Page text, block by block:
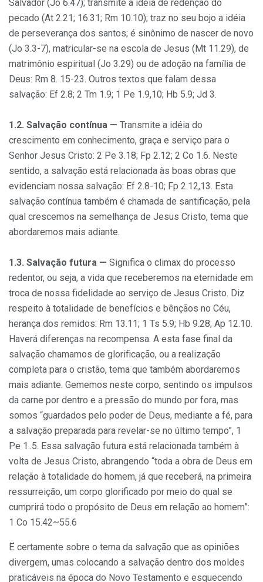
Salvador (Jo 6.47); transmite a idéia de redenção do
pecado (At 2.21; 16.31; Rm 10.10); traz no seu bojo a idéia
de perseverança dos santos; é sinônimo de nascer de novo
(Jo 3.3-7), matricular-se na escola de Jesus (Mt 11.29), de
matrimônio espiritual (Jo 3.29) ou de adoção na família de
Deus: Rm 8. 15-23. Ou­tros textos que falam dessa
salvação: Ef 2.8; 2 Tm 1.9; 1 Pe 1.9,10; Hb 5.9; Jd 3.
1.2. Salvação contínua — Transmite a idéia do
crescimento em co­nhecimento, graça e serviço para o
Senhor Jesus Cristo: 2 Pe 3.18; Fp 2.12; 2 Co 1.6. Neste
sentido, a salvação está relacionada às boas obras que
evidenciam nossa salvação: Ef 2.8-10; Fp 2.12,13. Esta
salvação contínua também é chamada de santificação, pela
qual crescemos na semelhança de Jesus Cristo, tema que
abordaremos mais adiante.
1.3. Salvação futura — Significa o climax do processo
redentor, ou seja, a vida que receberemos na eternidade em
troca de nossa fidelida­de ao serviço de Jesus Cristo. Diz
respeito à totalidade de benefícios e bênçãos no Céu,
herança dos remidos: Rm 13.11; 1 Ts 5.9; Hb 9.28; Ap 12.10.
Haverá diferenças na recompensa. A esta fase final da
salvação chamamos de glorificação, ou a realização
completa para o cristão, tema que também abordaremos
mais adiante. Gememos neste corpo, sentindo os impulsos
da carne por dentro e a pressão do mundo por fo­ra, mas
somos “guardados pelo poder de Deus, mediante a fé, para
a salvação preparada para revelar-se no último tempo”, 1
Pe 1..5. Essa salvação futura está relacionada também à
volta de Jesus Cristo, abrangendo “toda a obra de Deus em
relação à totalidade do homem, já que receberá, na primeira
ressurreição, um corpo glorificado por meio do qual se
cumprirá todo o propósito de Deus em relação ao ho­mem”:
1 Co 15.42~55.6
Ë certamente sobre o tema da salvação que as opiniões
divergem, umas colocando a salvação dentro dos moldes
praticáveis na época do Novo Testamento e esquecendo